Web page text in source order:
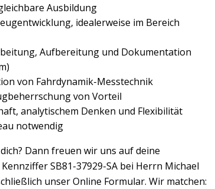
Ausbildung
idealerweise im Bereich
Aufbereitung und Dokumentation
von Fahrdynamik-Messtechnik
von Vorteil
analytischem Denken und Flexibilität
notwendig
Dann freuen wir uns auf deine
SB81-37929-SA bei Herrn Michael
unser Online Formular. Wir matchen: